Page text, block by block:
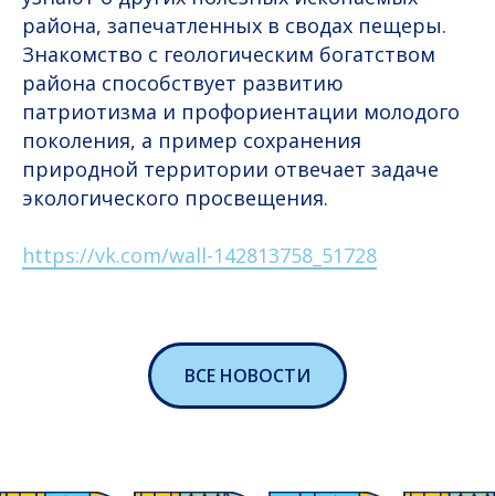
района, запечатленных в сводах пещеры.
Знакомство с геологическим богатством
района способствует развитию
патриотизма и профориентации молодого
поколения, а пример сохранения
природной территории отвечает задаче
экологического просвещения.
https://vk.com/wall-142813758_51728
ВСЕ НОВОСТИ